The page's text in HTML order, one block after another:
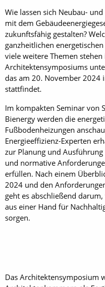
Wie lassen sich Neubau-
mit dem
zukunftsfähig gestalten?
ganzheitlichen
viele weitere Themen
Architektensymposiums
das am 20. November 2024
stattfindet.
Im kompakten Seminar von
Bienergy werden die
Fußbodenheizungen
Energieeffizienz-Experten
zur Planung und
und normative
erfüllen. Nach einem
2024 und den
geht es abschließend
aus einer Hand für
sorgen.
Das Architektensymposium